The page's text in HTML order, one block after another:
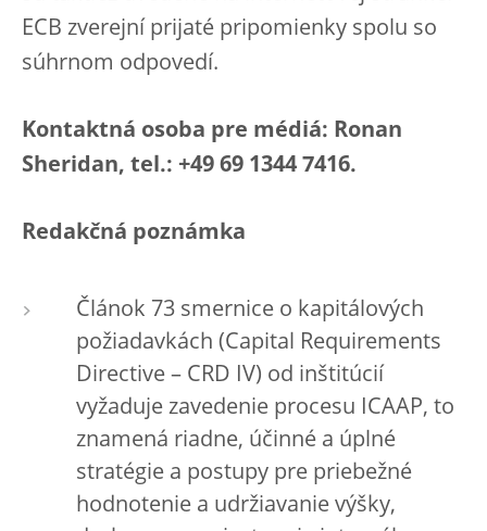
ECB zverejní prijaté pripomienky spolu so
súhrnom odpovedí.
Kontaktná osoba pre médiá: Ronan
Sheridan, tel.: +49 69 1344 7416.
Redakčná poznámka
Článok 73 smernice o kapitálových
požiadavkách (Capital Requirements
Directive – CRD IV) od inštitúcií
vyžaduje zavedenie procesu ICAAP, to
znamená riadne, účinné a úplné
stratégie a postupy pre priebežné
hodnotenie a udržiavanie výšky,